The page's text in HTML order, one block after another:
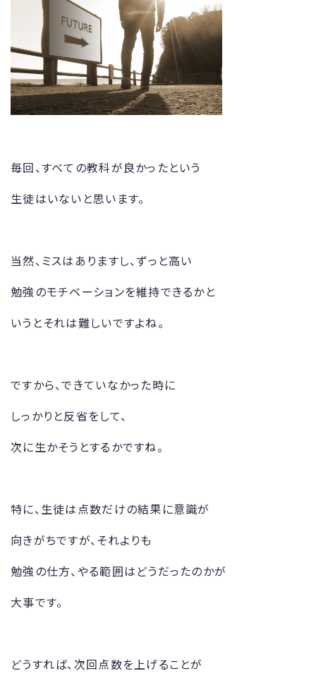
毎回、すべての教科が良かったという
生徒はいないと思います。
当然、ミスはありますし、ずっと高い
勉強のモチベーションを維持できるかと
いうとそれは難しいですよね。
ですから、できていなかった時に
しっかりと反省をして、
次に生かそうとするかですね。
特に、生徒は点数だけの結果に意識が
向きがちですが、それよりも
勉強の仕方、やる範囲はどうだったのかが
大事です。
どうすれば、次回点数を上げることが